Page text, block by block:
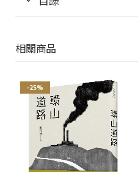
相關商品
-25%